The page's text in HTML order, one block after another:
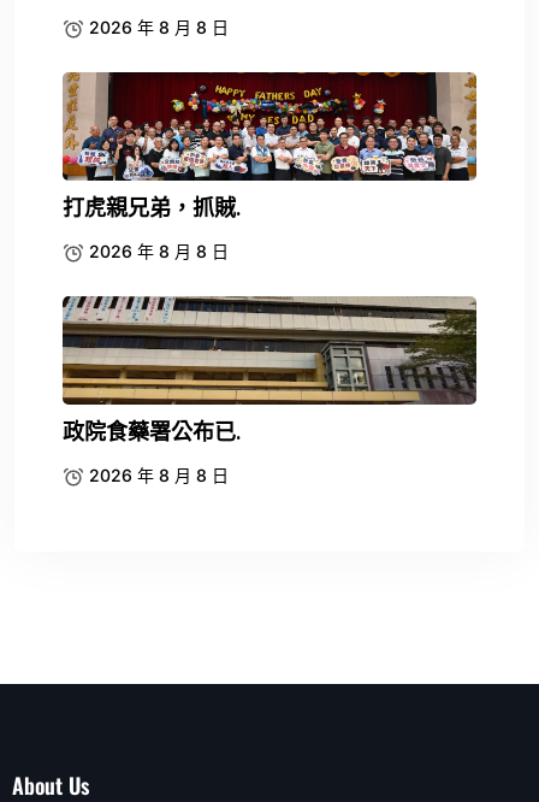
2026 年 8 月 8 日
打虎親兄弟，抓賊.
2026 年 8 月 8 日
政院食藥署公布已.
2026 年 8 月 8 日
About Us